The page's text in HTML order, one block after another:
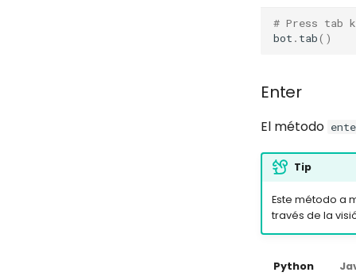
# Press tab
bot . tab()
Enter
El método
Tip
Este método a
través de la
Python